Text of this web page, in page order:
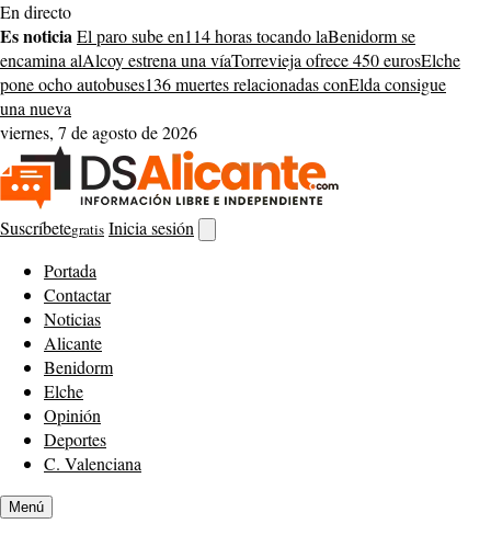
Saltar
al
contenido
En directo
Es noticiaEl paro sube en114 horas tocando laBenidorm se
encamina alAlcoy estrena una víaTorrevieja ofrece 450 eurosElche
pone ocho autobuses136 muertes relacionadas conElda consigue
una nueva
viernes, 7 de agosto de 2026
Suscríbetegratis Inicia sesión
buscador
Portada
Contactar
Noticias
Alicante
Benidorm
Elche
Opinión
Deportes
C. Valenciana
Menú